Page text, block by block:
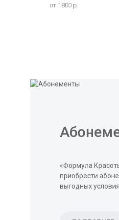
от 1800 р.
«Формула
приобрести
выгодных